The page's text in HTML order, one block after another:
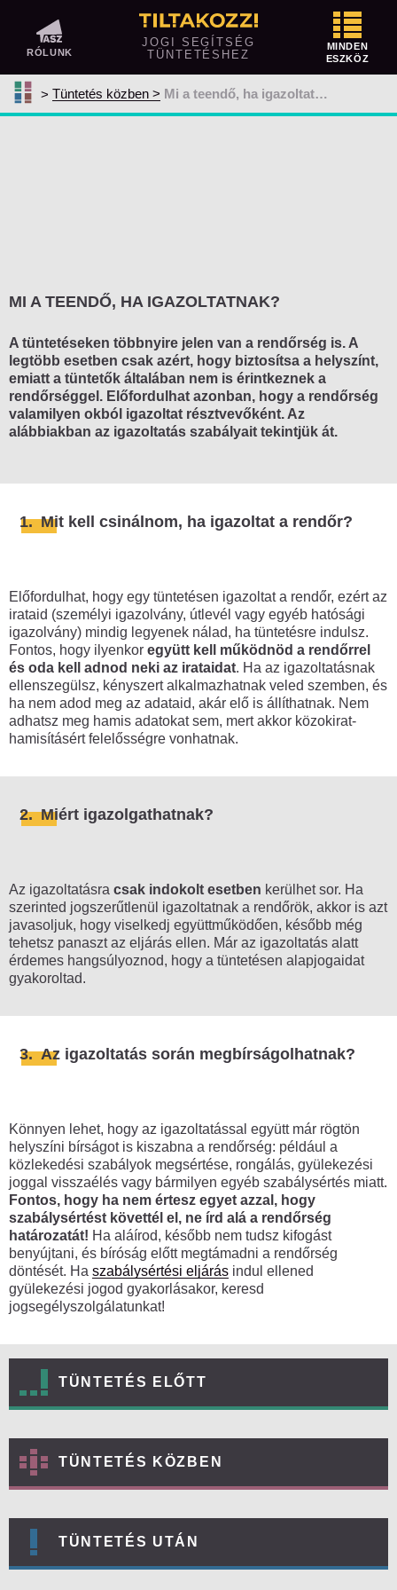
Tüntetés előtt
Megtiltotta vagy korlátozta a rendőrség
a tüntetésedet?
A résztvevők jogai és kötelezettségei
A rendőrség feladatai
Kényszerítő eszközök alkalmazása
Mire figyelj oda, hogy ne kerülj
összetűzésbe a rendőrökkel?
Mi a teendő, ha igazoltatnak?
Tüntetés vs. munkahely
Tüntetést szerveztél és szabálysértési
eljárás indult ellened?
Eljárás indult ellened a KRESZ
megsértése miatt?
Mi történik, ha a gyűlést feloszlatják?
Szervezőként milyen feladatod van a
tüntetés után?
Forgalomlassítás, útlezárás
Flashmob
Aláírásgyűjtés, kitelepülés, standolás
Hosszú tüntetés
Sztrájk
Diáktüntetés, diáksztrájk
Hogyan hagyj nyomot?
Ülősztrájk
RÓLUNK
JOGI SEGÍTSÉG
TÜNTETÉSHEZ
MINDEN
ESZKÖZ
Tüntetés közben Mi a teendő, ha igazoltatnak?
MI A TEENDŐ, HA IGAZOLTATNAK?
A tüntetéseken többnyire jelen van a rendőrség is. A
legtöbb esetben csak azért, hogy biztosítsa a helyszínt,
emiatt a tüntetők általában nem is érintkeznek a
rendőrséggel. Előfordulhat azonban, hogy a rendőrség
valamilyen okból igazoltat résztvevőként. Az
alábbiakban az igazoltatás szabályait tekintjük át.
1. Mit kell csinálnom, ha igazoltat a rendőr?
Előfordulhat, hogy egy tüntetésen igazoltat a rendőr, ezért az
irataid (személyi igazolvány, útlevél vagy egyéb hatósági
igazolvány) mindig legyenek nálad, ha tüntetésre indulsz.
Fontos, hogy ilyenkor együtt kell működnöd a rendőrrel
és oda kell adnod neki az irataidat. Ha az igazoltatásnak
ellenszegülsz, kényszert alkalmazhatnak veled szemben, és
ha nem adod meg az adataid, akár elő is állíthatnak. Nem
adhatsz meg hamis adatokat sem, mert akkor közokirat-
hamisításért felelősségre vonhatnak.
2. Miért igazolgathatnak?
Az igazoltatásra csak indokolt esetben kerülhet sor. Ha
szerinted jogszerűtlenül igazoltatnak a rendőrök, akkor is azt
javasoljuk, hogy viselkedj együttműködően, később még
tehetsz panaszt az eljárás ellen. Már az igazoltatás alatt
érdemes hangsúlyoznod, hogy a tüntetésen alapjogaidat
gyakoroltad.
3. Az igazoltatás során megbírságolhatnak?
Könnyen lehet, hogy az igazoltatással együtt már rögtön
helyszíni bírságot is kiszabna a rendőrség: például a
közlekedési szabályok megsértése, rongálás, gyülekezési
joggal visszaélés vagy bármilyen egyéb szabálysértés miatt.
Fontos, hogy ha nem értesz egyet azzal, hogy
szabálysértést követtél el, ne írd alá a rendőrség
határozatát! Ha aláírod, később nem tudsz kifogást
benyújtani, és bíróság előtt megtámadni a rendőrség
döntését. Ha szabálysértési eljárás indul ellened
gyülekezési jogod gyakorlásakor, keresd
jogsegélyszolgálatunkat!
TÜNTETÉS ELŐTT
TÜNTETÉS KÖZBEN
TÜNTETÉS UTÁN